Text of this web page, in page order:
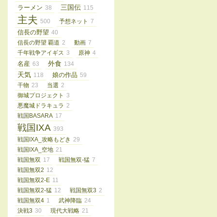
ラーメン 38 三国伝 115
主夫 500 予想ネット 7
信長の野望 40
信長の野望 覇道 2 動画 7
千年戦争アイギス 3 原神 4
名産 63 外食 134
天気 118 娘の作品 59
干物 23 当選 2
御城プロジェクト 3
悪魔城ドラキュラ 2
戦国BASARA 17
戦国IXA 393
戦国IXA_攻略もどき 29
戦国IXA_空地 21
戦国無双 17 戦国無双-猛 7
戦国無双2 12
戦国無双2-E 11
戦国無双2-猛 12 戦国無双3 2
戦国無双4 1 武神降臨 24
決戦3 30 現代大戦略 21